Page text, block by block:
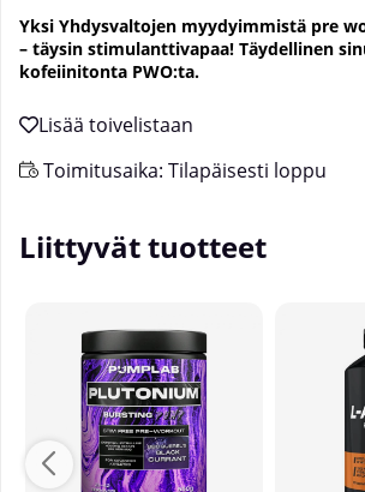
Yksi Yhdysvaltojen myydyimmistä pre
– täysin stimulanttivapaa! Täydellinen
kofeiinitonta PWO:ta.
Toimitusaika: Tilapäisesti loppu
Liittyvät tuotteet